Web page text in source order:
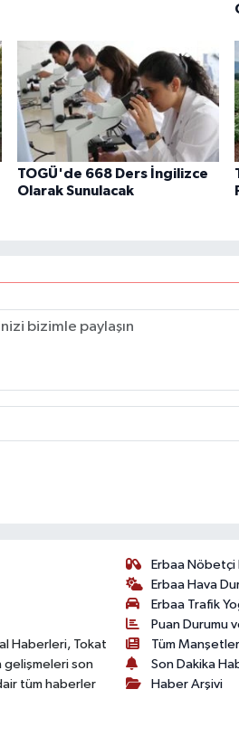
TOGÜ'de 668 Ders İngilizce
Olarak Sunulacak
Haberleri, Tokat
gelişmeleri son
tüm haberler
Erbaa Nöbetçi
Erbaa Hava
Erbaa Trafik
Puan Durumu
Tüm Manşetler
Son Dakika
Haber Arşivi